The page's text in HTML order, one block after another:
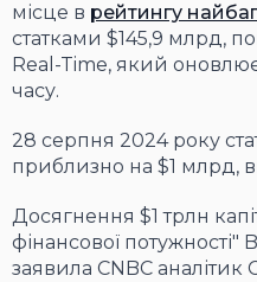
місце в рейтингу
статками $145,9 млрд,
Real-Time, який
часу.
28 серпня 2024 року
приблизно на $1 млрд,
Досягнення $1 трлн
фінансової потужності"
заявила CNBC аналітик